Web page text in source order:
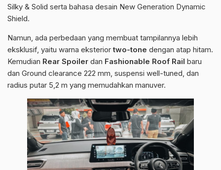
Silky & Solid serta bahasa desain New Generation Dynamic
Shield.
Namun, ada perbedaan yang membuat tampilannya lebih
eksklusif, yaitu warna eksteriortwo-tone dengan atap hitam.
Kemudian Rear Spoiler dan Fashionable Roof Rail baru
dan Ground clearance 222 mm, suspensi well-tuned, dan
radius putar 5,2 m yang memudahkan manuver.